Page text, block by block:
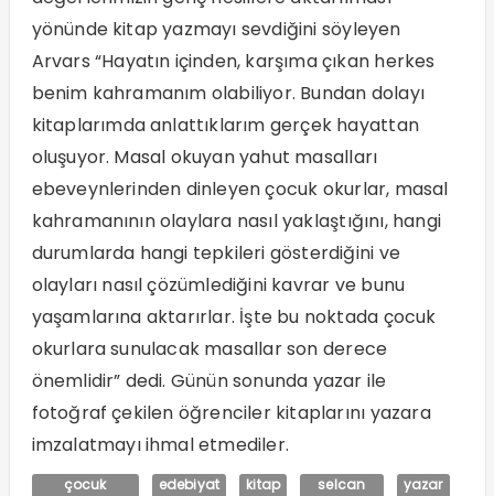
yönünde kitap yazmayı sevdiğini söyleyen
Arvars “Hayatın içinden, karşıma çıkan herkes
benim kahramanım olabiliyor. Bundan dolayı
kitaplarımda anlattıklarım gerçek hayattan
oluşuyor. Masal okuyan yahut masalları
ebeveynlerinden dinleyen çocuk okurlar, masal
kahramanının olaylara nasıl yaklaştığını, hangi
durumlarda hangi tepkileri gösterdiğini ve
olayları nasıl çözümlediğini kavrar ve bunu
yaşamlarına aktarırlar. İşte bu noktada çocuk
okurlara sunulacak masallar son derece
önemlidir” dedi. Günün sonunda yazar ile
fotoğraf çekilen öğrenciler kitaplarını yazara
imzalatmayı ihmal etmediler.
çocuk
edebiyat kitap
selcan
yazar